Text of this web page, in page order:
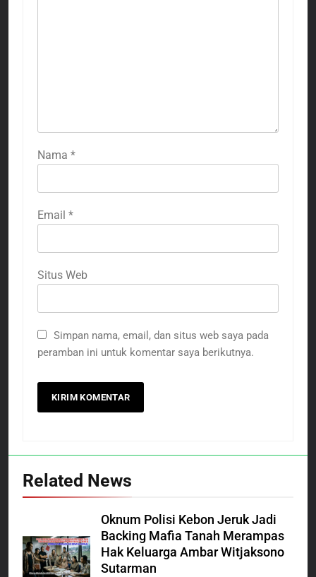
Nama *
Email *
Situs Web
Simpan nama, email, dan situs web saya pada
peramban ini untuk komentar saya berikutnya.
Related News
Oknum Polisi Kebon Jeruk Jadi
Backing Mafia Tanah Merampas
Hak Keluarga Ambar Witjaksono
Sutarman